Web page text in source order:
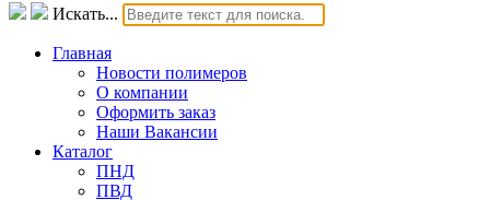
Искать...
Главная
Новости полимеров
О компании
Оформить заказ
Наши Вакансии
Каталог
ПНД
ПВД